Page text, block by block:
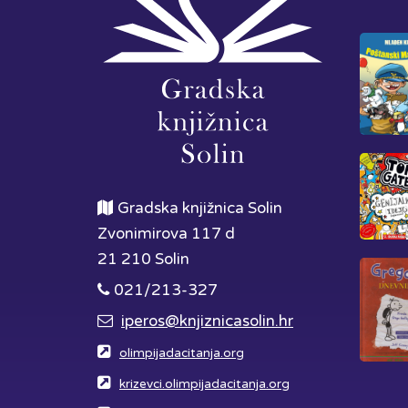
Gradska knjižnica Solin
Zvonimirova 117 d
21 210 Solin
021/213-327
iperos@knjiznicasolin.hr
olimpijadacitanja.org
krizevci.olimpijadacitanja.org